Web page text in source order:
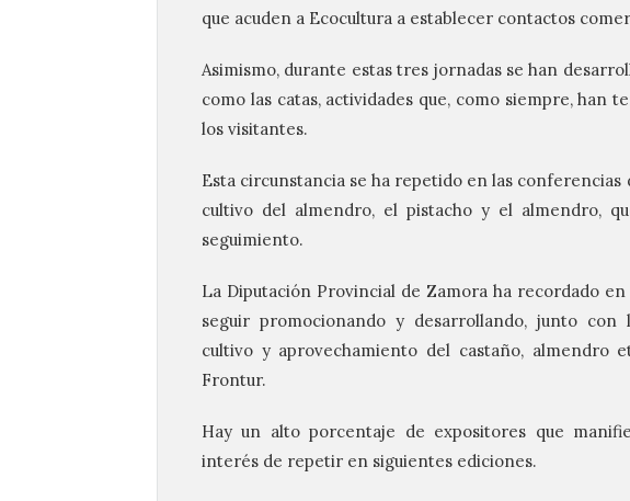
que acuden a Ecocultura a establecer contactos
Asimismo, durante estas tres jornadas se han
como las catas, actividades que, como siempre, han
los visitantes.
Esta circunstancia se ha repetido en las conferencias
cultivo del almendro, el pistacho y el almendro,
seguimiento.
La Diputación Provincial de Zamora ha recordado
seguir promocionando y desarrollando, junto con
cultivo y aprovechamiento del castaño, almendro
Frontur.
Hay un alto porcentaje de expositores que
interés de repetir en siguientes ediciones.